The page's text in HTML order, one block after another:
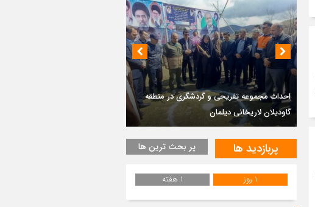
3 هفته قبل
پس از طواف تهران، قم و عتبات… اینک سلامِ
آخر در آستان امام رئوف
3 هفته قبل
تصاویر هوایی مراسم تشییع پیکر مطهر آقای
شهید ایران – مشهد
3 هفته قبل
مراسم تشییع پیکر مطهر آقای شهید ایران –
مشهد
4 هفته قبل
تصاویری از تراکم جمعیت حاضر در میدان
4 هفته قبل
تشییع پیکر رهبر شهید انقلاب در نجف اشرف
پیکر مطهر شهید ناوشکن دنا بر دستان مردم
دیوشل لنگرود تشییع شد
پربازدید ها پر بحث ترین ها
1 روز 1 هفته